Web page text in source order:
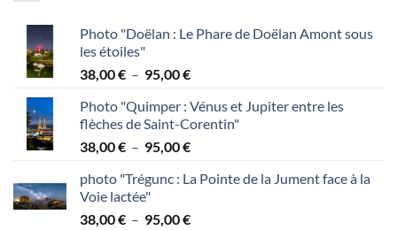
Photo "Doëlan : Le Phare de Doëlan Amont sous
les étoiles"
38,00€ – 95,00€Plage
prix :
38,00 €
à
Photo "Quimper : Vénus et Jupiter entre les
flèches de Saint-Corentin"
38,00€ – 95,00€Plage
prix :
à
photo "Trégunc : La Pointe de la Jument face à la
Voie lactée"
38,00€ – 95,00€Plage